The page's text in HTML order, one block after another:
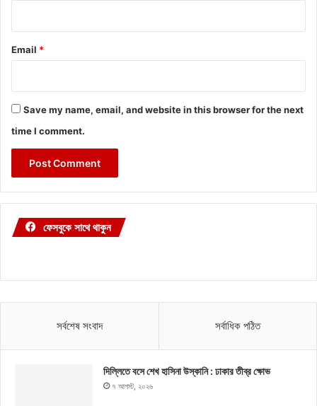
Email *
Save my name, email, and website in this browser for the next
time I comment.
ফেসবুকে সাথে থাকুন
সর্বশেষ সংবাদ সর্বাধিক পঠিত
দিল্লিতে বসে শেখ হাসিনা উস্কানি : ঢাকার তীব্র ক্ষোভ
৭ আগস্ট, ২০২৬